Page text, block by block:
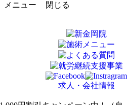
メニュー 閉じる
求人・会社情報